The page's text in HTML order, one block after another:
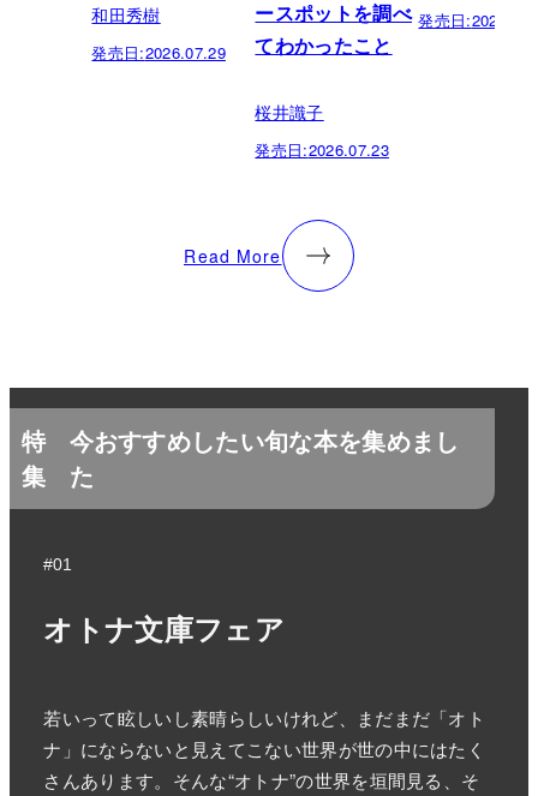
和田秀樹
発売日:2026.07.29
ースポットを調べ
てわかったこと
桜井識子
発売日:2026.07.23
発売日:
Read More
特
集
今おすすめしたい旬な本を集めまし
た
#01
オトナ文庫フェア
若いって眩しいし素晴らしいけれど、まだまだ「オト
ナ」にならないと見えてこない世界が世の中にはたく
さんあります。そんな“オトナ”の世界を垣間見る、そ